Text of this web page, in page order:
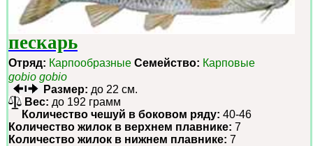
пескарь
Отряд: Карпообразные Семейство: Карповые
gobio gobio
Размер: до 22 см.
Вес: до 192 грамм
Количество чешуй в боковом ряду: 40-46
Количество жилок в верхнем плавнике: 7
Количество жилок в нижнем плавнике: 7